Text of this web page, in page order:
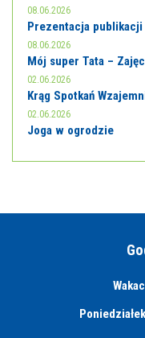
08.06.2026
Prezentacja publikacji
08.06.2026
Mój super Tata –
02.06.2026
Krąg Spotkań
02.06.2026
Joga w ogrodzie